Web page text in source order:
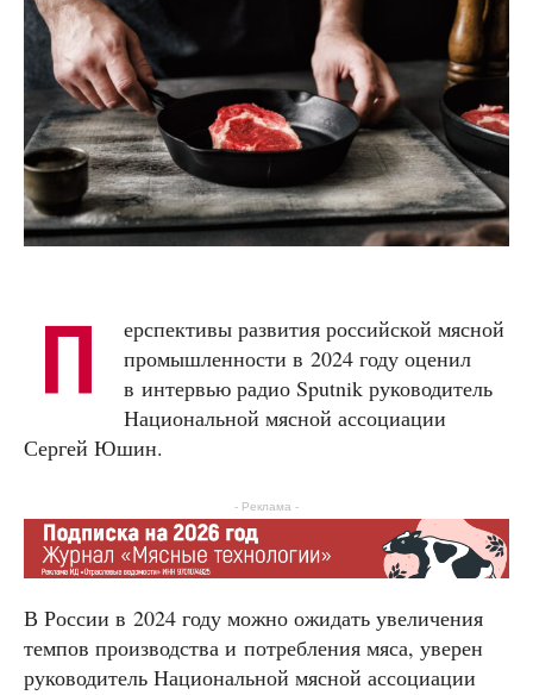
П
ерспективы развития российской мясной
промышленности в 2024 году оценил
в интервью радио Sputnik руководитель
Национальной мясной ассоциации
Сергей Юшин.
- Реклама -
В России в 2024 году можно ожидать увеличения
темпов производства и потребления мяса, уверен
руководитель Национальной мясной ассоциации